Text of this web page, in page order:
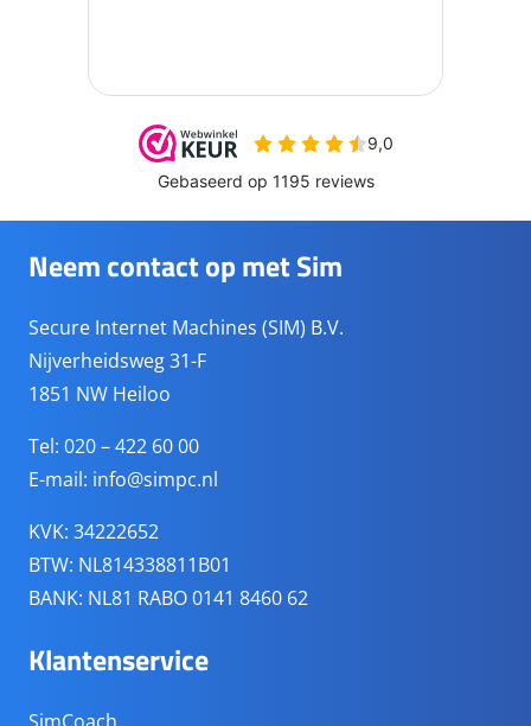
Neem contact op met Sim
Secure Internet Machines (SIM) B.V.
Nijverheidsweg 31-F
1851 NW Heiloo
Tel: 020 – 422 60 00
E-mail: info@simpc.nl
KVK: 34222652
BTW: NL814338811B01
BANK: NL81 RABO 0141 8460 62
Klantenservice
SimCoach